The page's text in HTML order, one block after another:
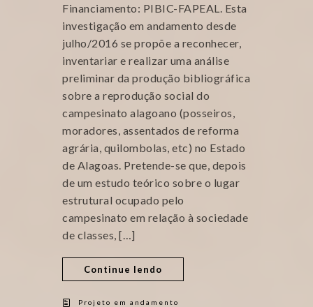
Financiamento: PIBIC-FAPEAL. Esta
investigação em andamento desde
julho/2016 se propõe a reconhecer,
inventariar e realizar uma análise
preliminar da produção bibliográfica
sobre a reprodução social do
campesinato alagoano (posseiros,
moradores, assentados de reforma
agrária, quilombolas, etc) no Estado
de Alagoas. Pretende-se que, depois
de um estudo teórico sobre o lugar
estrutural ocupado pelo
campesinato em relação à sociedade
de classes, […]
Continue lendo
Projeto em andamento